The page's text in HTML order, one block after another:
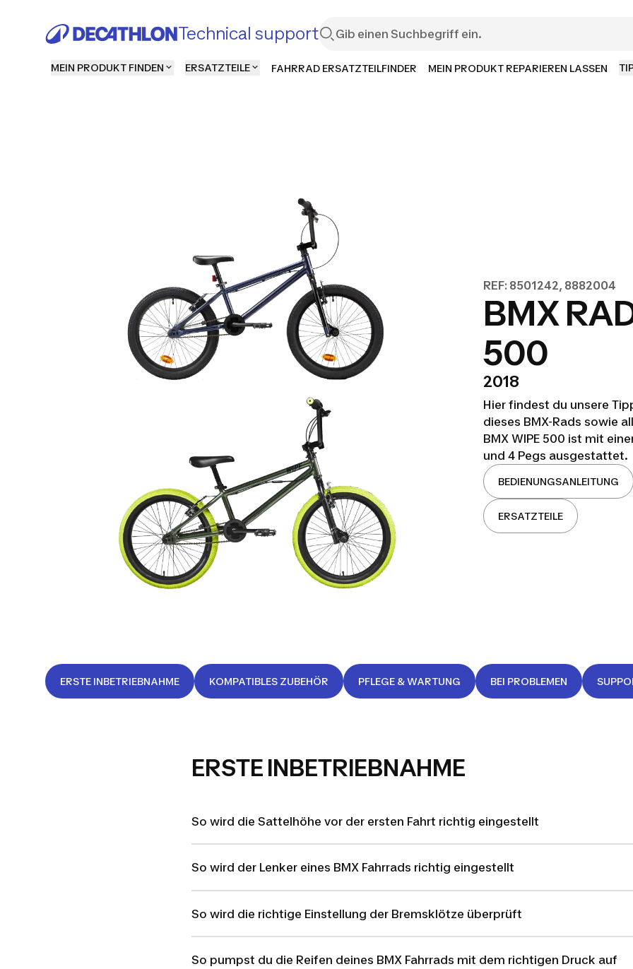
Technical support
MEIN PRODUKT FINDEN ERSATZTEILE FAHRRAD ERSATZTEILFINDER MEIN PRODUKT REPARIEREN LASSEN
REF: 8501242, 8882004
BMX
500
2018
Hier findest du unsere
dieses BMX-Rads sowie
BMX WIPE 500 ist mit
und 4 Pegs ausgestattet.
BEDIENUNGSANLEITUNG
ERSATZTEILE
ERSTE INBETRIEBNAHME KOMPATIBLES ZUBEHÖR PFLEGE & WARTUNG BEI PROBLEMEN
ERSTE INBETRIEBNAHME
So wird die Sattelhöhe vor der ersten Fahrt richtig eingestellt
So wird der Lenker eines BMX Fahrrads richtig eingestellt
So wird die richtige Einstellung der Bremsklötze überprüft
So pumpst du die Reifen deines BMX Fahrrads mit dem richtigen Druck auf